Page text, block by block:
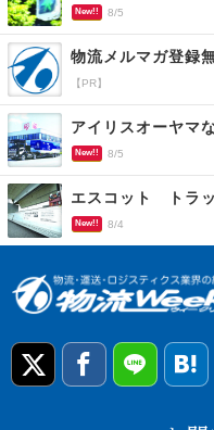
New!! 8/5
物流メルマガ登録
【PR】
アイリスオーヤマ
New!! 8/5
エスコット トラ
New!! 8/4